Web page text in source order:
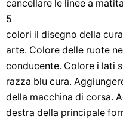
cancellare le linee a
5
colori il disegno della
arte. Colore delle ruote
conducente. Colore i lati
razza blu cura.
della macchina di corsa.
destra della principale